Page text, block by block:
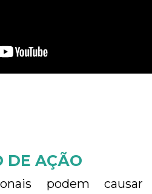
DE AÇÃO
podem causar